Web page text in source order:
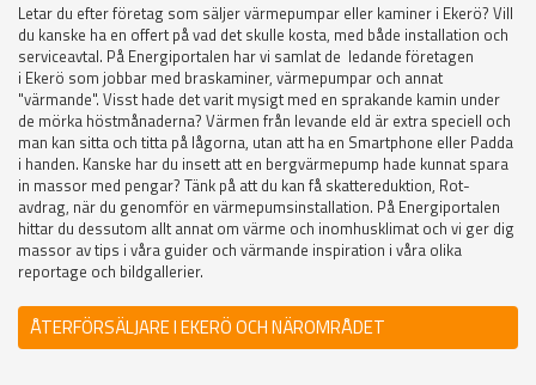
Letar du efter företag som säljer värmepumpar eller kaminer i Ekerö? Vill
du kanske ha en offert på vad det skulle kosta, med både installation och
serviceavtal. På Energiportalen har vi samlat de ledande företagen
i Ekerö som jobbar med braskaminer, värmepumpar och annat
"värmande". Visst hade det varit mysigt med en sprakande kamin under
de mörka höstmånaderna? Värmen från levande eld är extra speciell och
man kan sitta och titta på lågorna, utan att ha en Smartphone eller Padda
i handen. Kanske har du insett att en bergvärmepump hade kunnat spara
in massor med pengar? Tänk på att du kan få skattereduktion, Rot-
avdrag, när du genomför en värmepumsinstallation. På Energiportalen
hittar du dessutom allt annat om värme och inomhusklimat och vi ger dig
massor av tips i våra guider och värmande inspiration i våra olika
reportage och bildgallerier.
ÅTERFÖRSÄLJARE I EKERÖ OCH NÄROMRÅDET